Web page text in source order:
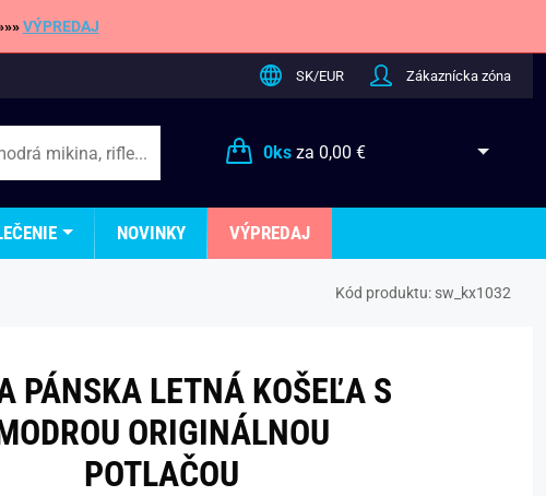
VÝPREDAJ
SK/EUR Zákaznícka zóna
0ksza 0,00 €
NOVINKY VÝPREDAJ
Kód produktu: sw_kx1032
PÁNSKA LETNÁ KOŠEĽA S
ORIGINÁLNOU
POTLAČOU